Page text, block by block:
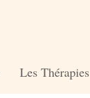
Les Thérapies